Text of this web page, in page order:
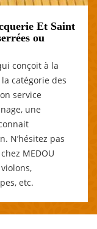
Et Saint
ou
conçoit à la
catégorie des
service
une
N’hésitez pas
MEDOU
etc.